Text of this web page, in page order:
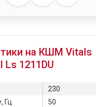
на КШМ Vitals
1211DU
230
Гц
50